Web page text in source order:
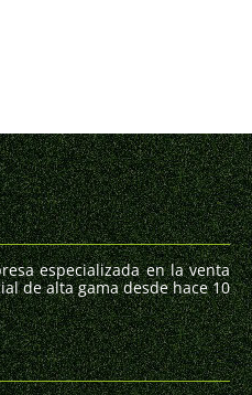
especializada en la venta
de alta gama desde hace 10